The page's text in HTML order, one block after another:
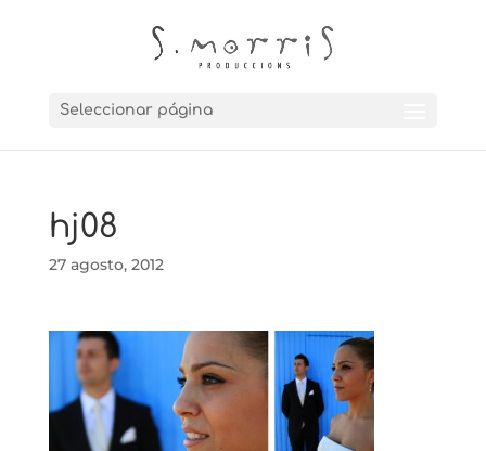
Seleccionar página
hj08
27 agosto, 2012